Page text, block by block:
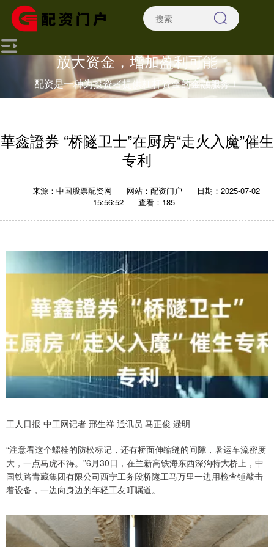
放大资金，增加盈利可能
配资是一种为投资者提供杠杆资金的金融服务！
華鑫證券 “桥隧卫士”在厨房“走火入魔”催生
专利
来源：中国股票配资网 网站：配资门户
日期：2025-07-02
15:56:52
查看：185
工人日报-中工网记者 邢生祥 通讯员 马正俊 逯明
“注意看这个螺栓的防松标记，还有桥面伸缩缝的间隙，暑运车流密度
大，一点马虎不得。”6月30日，在兰新高铁海东西深沟特大桥上，中
国铁路青藏集团有限公司西宁工务段桥隧工马万里一边用检查锤敲击
着设备，一边向身边的年轻工友叮嘱道。